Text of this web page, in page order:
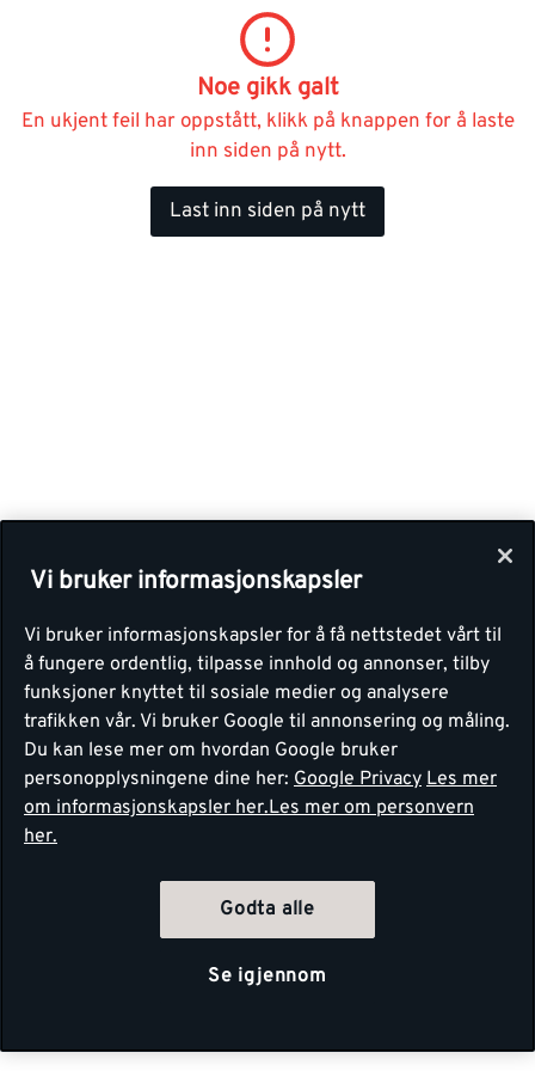
Noe gikk galt
En ukjent feil har oppstått, klikk på knappen for å laste
inn siden på nytt.
Last inn siden på nytt
Vi bruker informasjonskapsler
Vi bruker informasjonskapsler for å få nettstedet vårt til
å fungere ordentlig, tilpasse innhold og annonser, tilby
funksjoner knyttet til sosiale medier og analysere
trafikken vår. Vi bruker Google til annonsering og måling.
Du kan lese mer om hvordan Google bruker
personopplysningene dine her: Google Privacy Les mer
om informasjonskapsler her.Les mer om personvern
her.
Godta alle
Se igjennom